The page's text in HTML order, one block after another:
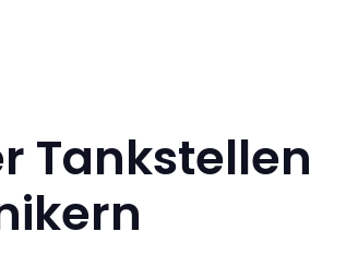
Tankstellen